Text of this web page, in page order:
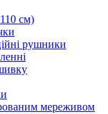
см)
рушники
мереживом